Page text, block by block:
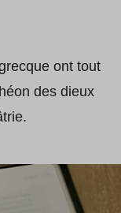
ont tout
des dieux